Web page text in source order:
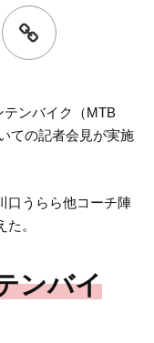
テンバイク（MTB
ての記者会見が実施
口うらら他コーチ陣
。
ンバイ